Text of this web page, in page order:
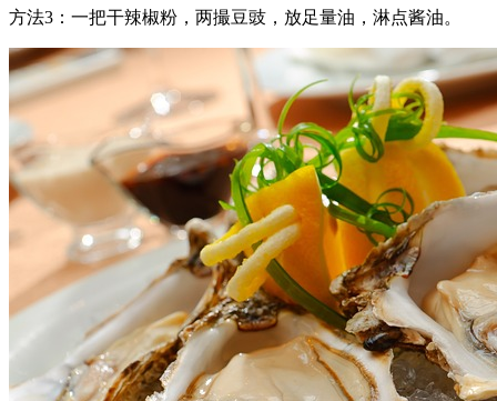
方法3：一把干辣椒粉，两撮豆豉，放足量油，淋点酱油。